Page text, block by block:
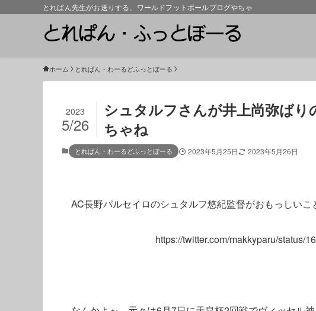
とれぱん先生がお送りする、ワールドフットボールブログやちゃ
ホーム とれぱん・わーるどふっとぼーる
シュタルフさんが井上尚弥ば
ちゃね
2023
5/26
とれぱん・わーるどふっとぼーる 2023年5月25日 2023年5月26日
AC長野パルセイロのシュタルフ悠紀監督がおもっしいこ
https://twitter.com/makkyparu/status/